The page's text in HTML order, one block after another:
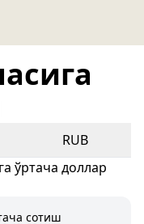
RUB
ўртача доллар
сотиш